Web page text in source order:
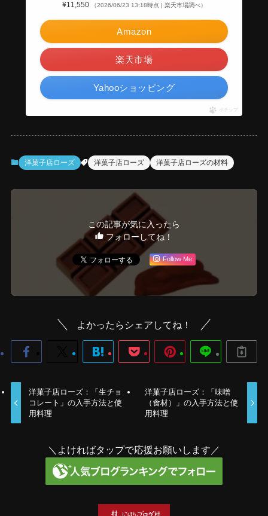
¥11,550
（2026/06/23 13:18時点 | 楽天市場調べ）
Amazon
楽天市場
Yahooショッピング
ポチップ
洋菓子店ローズ 洋菓子店ローズ 洋菓子店ローズの材料
この記事が気に入ったら
フォローしてね！
Follow Me
よかったらシェアしてね！
洋菓子店ローズ：「生チョ
コレート」の入手方法と使
用料理
洋菓子店ローズ：「味噌
（食材）」の入手方法と使
用料理
＼よければタップで応援お願いします／